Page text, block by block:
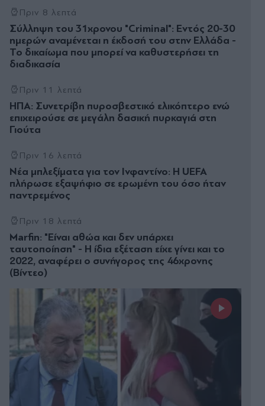
Πριν 8 λεπτά
Σύλληψη του 31χρονου "Criminal": Εντός 20-30
ημερών αναμένεται η έκδοσή του στην Ελλάδα -
Το δικαίωμα που μπορεί να καθυστερήσει τη
διαδικασία
Πριν 11 λεπτά
ΗΠΑ: Συνετρίβη πυροσβεστικό ελικόπτερο ενώ
επιχειρούσε σε μεγάλη δασική πυρκαγιά στη
Γιούτα
Πριν 16 λεπτά
Νέα μπλεξίματα για τον Ινφαντίνο: Η UEFA
πλήρωσε εξαψήφιο σε ερωμένη του όσο ήταν
παντρεμένος
Πριν 18 λεπτά
Marfin: "Είναι αθώα και δεν υπάρχει
ταυτοποίηση" - Η ίδια εξέταση είχε γίνει και το
2022, αναφέρει ο συνήγορος της 46χρονης
(Βίντεο)